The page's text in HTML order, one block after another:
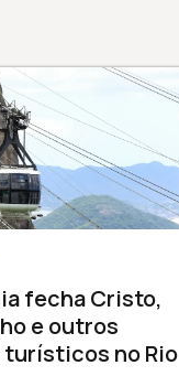
fecha Cristo,
e outros
no Rio